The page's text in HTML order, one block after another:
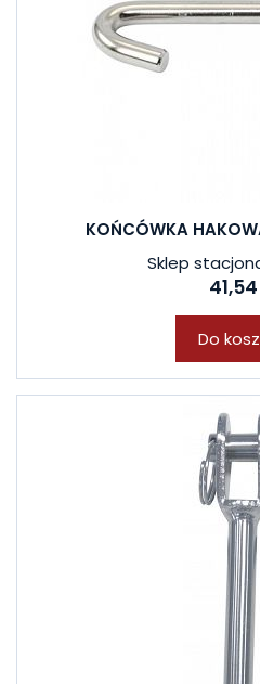
KOŃCÓWKA
Sklep
41,54
Do